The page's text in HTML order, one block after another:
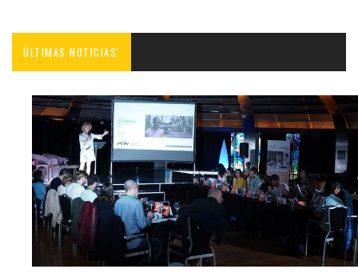
ÚLTIMAS NOTICIAS'